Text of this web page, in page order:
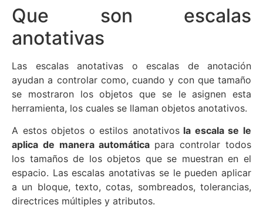
Que son escalas
anotativas
Las escalas anotativas o escalas de anotación
ayudan a controlar como, cuando y con que tamaño
se mostraron los objetos que se le asignen esta
herramienta, los cuales se llaman objetos anotativos.
A estos objetos o estilos anotativosla escala se le
aplica de manera automática para controlar todos
los tamaños de los objetos que se muestran en el
espacio. Las escalas anotativas se le pueden aplicar
a un bloque, texto, cotas, sombreados, tolerancias,
directrices múltiples y atributos.